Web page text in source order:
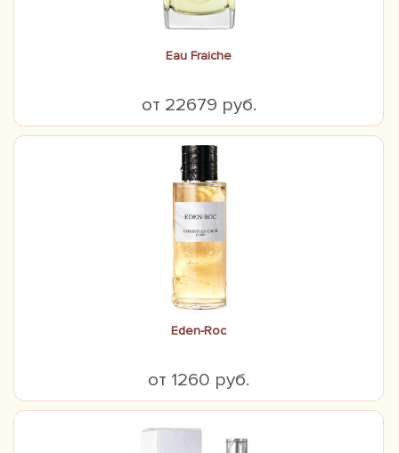
Eau Fraiche
от 22679 руб.
Eden-Roc
от 1260 руб.